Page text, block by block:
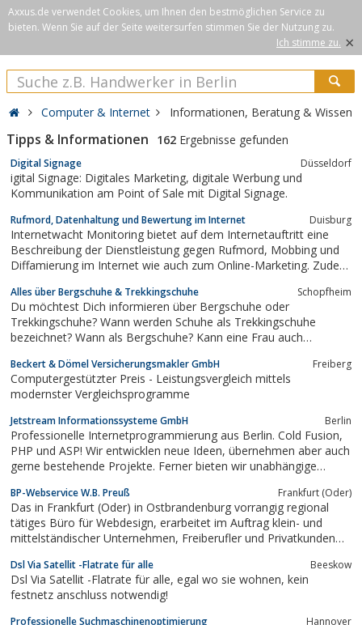
Axxus.de verwendet Cookies, um Ihnen den bestmöglichen Service zu
bieten. Wenn Sie auf der Seite weitersurfen stimmen Sie der Nutzung zu.
Ich stimme zu. ×
Computer & Internet Informationen, Beratung & Wissen
Tipps & Informationen 162 Ergebnisse gefunden
Digital Signage Düsseldorf
igital Signage: Digitales Marketing, digitale Werbung und
Kommunikation am Point of Sale mit Digital Signage.
Rufmord, Datenhaltung und Bewertung im Internet Duisburg
Internetwacht Monitoring bietet auf dem Internetauftritt eine
Beschreibung der Dienstleistung gegen Rufmord, Mobbing und
Diffamierung im Internet wie auch zum Online-Marketing. Zudem
Beispiel einer GmbH beschrieben. Es finden sich übedies zuletzt
Tipps zum Umgang mit...
Alles über Bergschuhe & Trekkingschuhe Schopfheim
Du möchtest Dich informieren über Bergschuhe oder
Trekkingschuhe? Wann werden Schuhe als Trekkingschuhe
bezeichnet? Wann als Bergschuhe? Kann eine Frau auch
ist beim Kauf von Kinderschuhen zu achten?Du suchst die
Antwort auf eine dieser Fragen? Wir haben sie für Dich!...
Beckert & Dömel Versicherungsmakler GmbH Freiberg
Computergestützter Preis - Leistungsvergleich mittels
modernster Vergleichsprogramme
Jetstream Informationssysteme GmbH Berlin
Professionelle Internetprogrammierung aus Berlin. Cold Fusion,
PHP und ASP! Wir entwicklen neue Ideen, übernehmen aber auch
gerne bestehende Projekte. Ferner bieten wir unabhängige
BP-Webservice W.B. Preuß Frankfurt (Oder)
Das in Frankfurt (Oder) in Ostbrandenburg vorrangig regional
tätiges Büro für Webdesign, erarbeitet im Auftrag klein- und
mittelständischer Unternehmen, Freiberufler und Privatkunden
Kunden ein Gesamtpaket angeboten: Design, redaktionelle
Informationsaufbereitung, die...
Dsl Via Satellit -Flatrate für alle Beeskow
Dsl Via Satellit -Flatrate für alle, egal wo sie wohnen, kein
festnetz anschluss notwendig!
Professionelle Suchmaschinenoptimierung Hannover